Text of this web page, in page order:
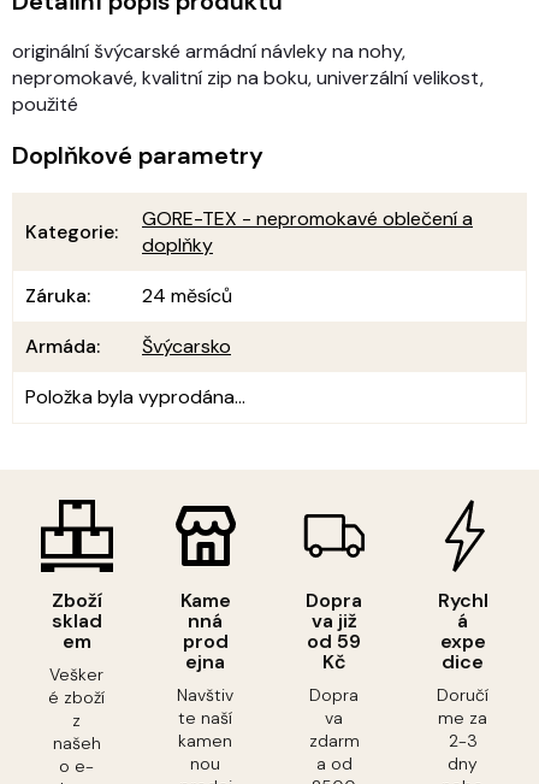
Zboží
sklad
em
Vešker
é zboží
z
našeh
o e-
Kame
nná
prod
ejna
Navštiv
te naší
kamen
nou
Dopra
va již
od 59
Kč
Dopra
va
zdarm
a od
Rychl
á
expe
dice
Doručí
me za
2-3
dny
originální švýcarské armádní návleky na nohy,
nepromokavé, kvalitní zip na boku, univerzální velikost,
použité
Doplňkové parametry
Kategorie:
GORE-TEX - nepromokavé oblečení a
doplňky
Záruka:
24 měsíců
Armáda:
Švýcarsko
Položka byla vyprodána…